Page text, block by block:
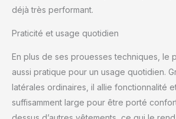
déjà très performant.
Praticité et usage quotidien
En plus de ses prouesses techniques, le
aussi pratique pour un usage quotidien.
latérales ordinaires, il allie fonctionnalité
suffisamment large pour être porté